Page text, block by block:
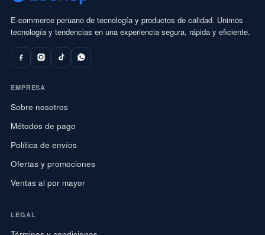
E-commerce peruano de tecnología y productos de calidad. Unimos
tecnología y tendencias en una experiencia segura, rápida y eficiente.
EMPRESA
Sobre nosotros
Métodos de pago
Política de envíos
Ofertas y promociones
Ventas al por mayor
LEGAL